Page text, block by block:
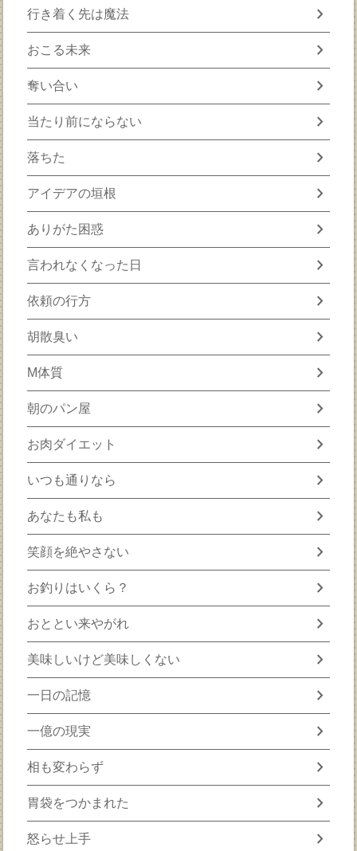
行き着く先は魔法 chevron_right
おこる未来 chevron_right
奪い合い chevron_right
当たり前にならない chevron_right
落ちた chevron_right
アイデアの垣根 chevron_right
ありがた困惑 chevron_right
言われなくなった日 chevron_right
依頼の行方 chevron_right
胡散臭い chevron_right
M体質 chevron_right
朝のパン屋 chevron_right
お肉ダイエット chevron_right
いつも通りなら chevron_right
あなたも私も chevron_right
笑顔を絶やさない chevron_right
お釣りはいくら？ chevron_right
おととい来やがれ chevron_right
美味しいけど美味しくない chevron_right
一日の記憶 chevron_right
一億の現実 chevron_right
相も変わらず chevron_right
胃袋をつかまれた chevron_right
怒らせ上手 chevron_right